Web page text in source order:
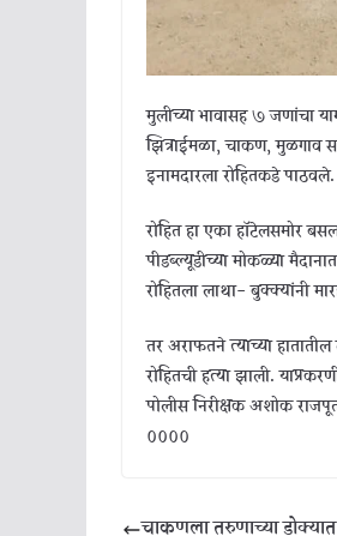
मुलीच्या भावासह ७ जणांचा
झित्राईमळा, चाकण, मुळगाव
इनामदारला रोहितकडे पाठवले.
रोहित हा एका हॉटेलसमोर
पीडब्ल्यूडीच्या मोकळ्या
रोहितला लाथा- बुक्क्यांनी
तर अराफतने त्याच्या
रोहितची हत्या झाली.
पोलीस निरीक्षक अशोक
००००
चाकणला तरुणाच्या